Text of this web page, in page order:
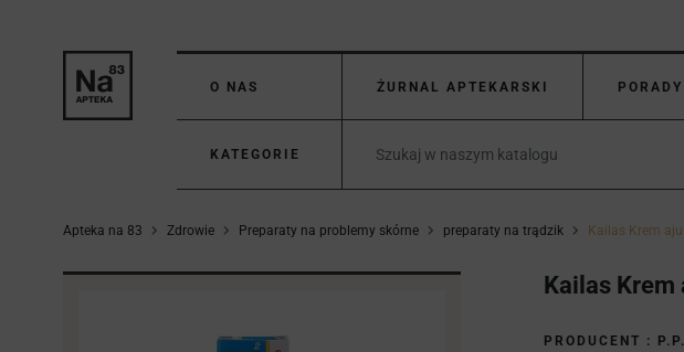
O NAS ŻURNAL APTEKARSKI
KATEGORIE
Apteka na 83 Zdrowie Preparaty na problemy skórne preparaty na trądzik Kailas Krem
Kailas Krem
PRODUCENT :